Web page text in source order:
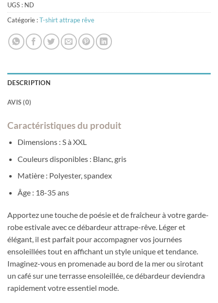
UGS : ND
Catégorie :T-shirt attrape rêve
DESCRIPTION
AVIS (0)
Caractéristiques du produit
Dimensions : S à XXL
Couleurs disponibles : Blanc, gris
Matière : Polyester, spandex
Âge : 18-35 ans
Apportez une touche de poésie et de fraîcheur à votre garde-
robe estivale avec ce débardeur attrape-rêve. Léger et
élégant, il est parfait pour accompagner vos journées
ensoleillées tout en affichant un style unique et tendance.
Imaginez-vous en promenade au bord de la mer ou sirotant
un café sur une terrasse ensoleillée, ce débardeur deviendra
rapidement votre essentiel mode.